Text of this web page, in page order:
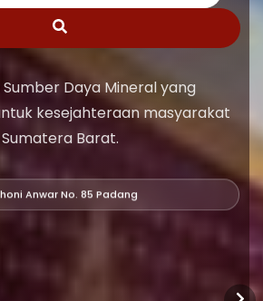
Sumber Daya Mineral yang
kesejahteraan masyarakat
Sumatera Barat.
Anwar No. 85 Padang